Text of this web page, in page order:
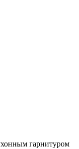
гарнитуром